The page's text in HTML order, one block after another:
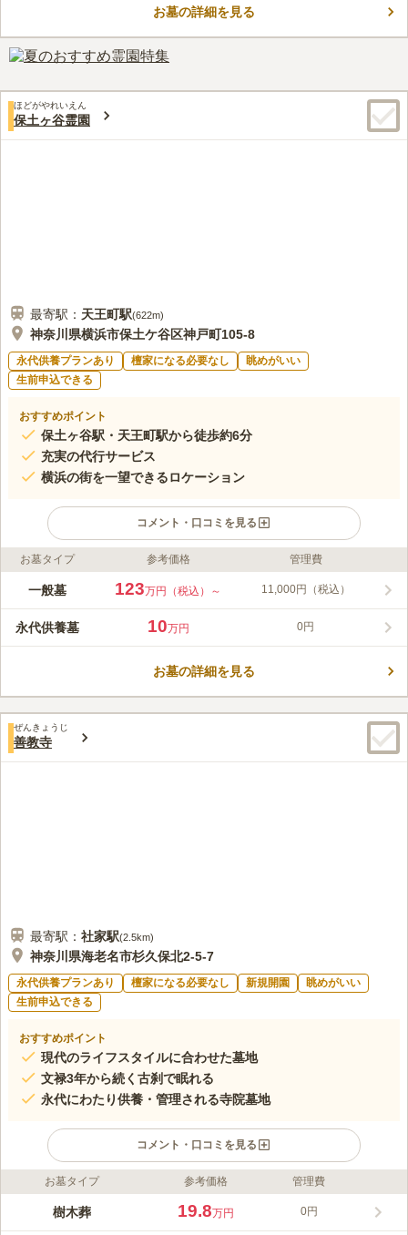
環境です。宗教については不問となっています。誰でもお墓を申
自分のペースでお参りできます。
口コミ評価
お墓の詳細を見る
ほどがやれいえん
保土ヶ谷霊園
最寄駅： 天王町駅(622m)
神奈川県横浜市保土ケ谷区神戸町105-8
永代供養プランあり 檀家になる必要なし
眺めがいい
生前申込できる
おすすめポイント
保土ヶ谷駅・天王町駅から徒歩約6分
充実の代行サービス
横浜の街を一望できるロケーション
コメント・口コミを見る
ライフドット編集部のコメント
保土ケ谷霊園は、横浜市保土ヶ谷区にある民営霊園です。充実し
墓前での法要、独自の管理制度による無縁墓地にならないサービ
ス等があります。設備も整っており、管理事務所には法要設備や
です。申込みにあたって宗教の制限はありません。どなたでも安
この霊園はまだ誰からも評価されていません。
お墓タイプ 参考価格 管理費
一般墓 123万円（税込）～ 11,000円（税込）
永代供養墓 10万円 0円
お墓の詳細を見る
ぜんきょうじ
善教寺
最寄駅： 社家駅(2.5km)
神奈川県海老名市杉久保北2-5-7
永代供養プランあり 檀家になる必要なし 新規開園
眺めがいい
生前申込できる
おすすめポイント
現代のライフスタイルに合わせた墓地
文禄3年から続く古刹で眠れる
永代にわたり供養・管理される寺院墓地
コメント・口コミを見る
ライフドット編集部のコメント
善教寺は神奈川県海老名市にある、本尊を阿弥陀如来とするお寺
お墓タイプ 参考価格 管理費
樹木葬 19.8万円 0円